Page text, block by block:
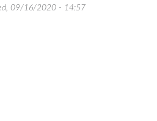
09/16/2020 - 14:57